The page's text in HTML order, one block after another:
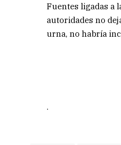
Fuentes ligadas a
autoridades no
urna, no habría
.